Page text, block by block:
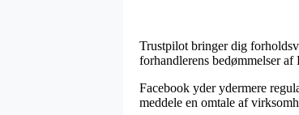
Trustpilot bringer dig
forhandlerens bedømmelser
Facebook yder ydermere
meddele en omtale af